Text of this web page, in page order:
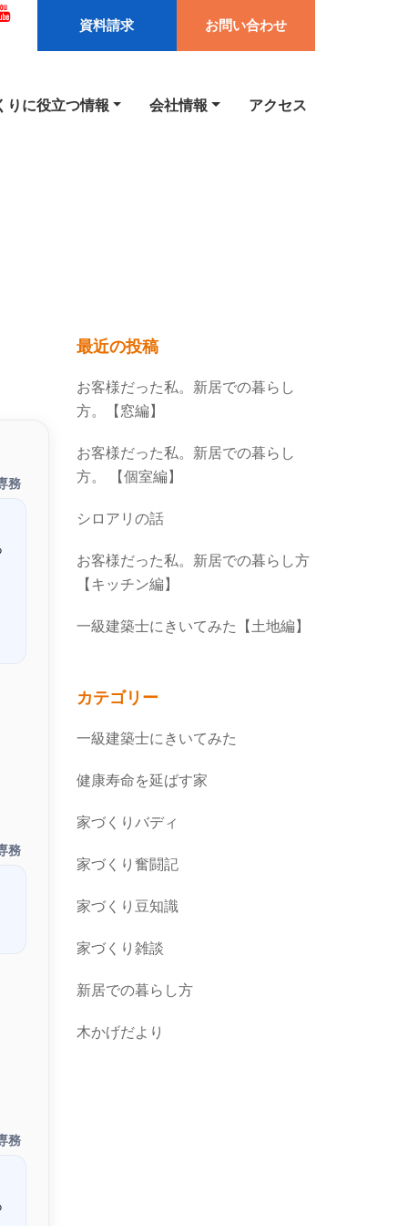
資料請求 お問い合わせ
りに役立つ情報 会社情報 アクセス
務
務
務
最近の投稿
お客様だった私。新居での暮らし
方。【窓編】
お客様だった私。新居での暮らし
方。 【個室編】
シロアリの話
お客様だった私。新居での暮らし方
【キッチン編】
一級建築士にきいてみた【土地編】
カテゴリー
一級建築士にきいてみた
健康寿命を延ばす家
家づくりバディ
家づくり奮闘記
家づくり豆知識
家づくり雑談
新居での暮らし方
木かげだより